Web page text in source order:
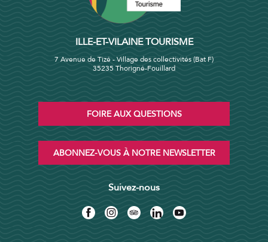
ILLE-ET-VILAINE TOURISME
7 Avenue de Tizé - Village des collectivités (Bat F)
35235 Thorigné-Fouillard
FOIRE AUX QUESTIONS
ABONNEZ-VOUS À NOTRE NEWSLETTER
Suivez-nous